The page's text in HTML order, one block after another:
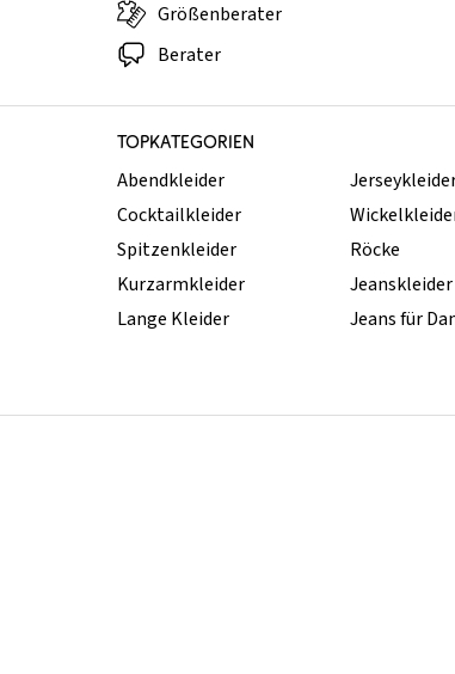
Größenberater
Berater
TOPKATEGORIEN
Abendkleider
Cocktailkleider
Spitzenkleider
Kurzarmkleider
Lange Kleider
Röcke
Jeanskleider
Jeans für